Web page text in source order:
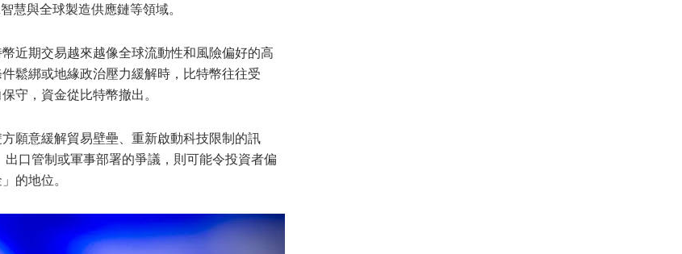
慧與全球製造供應鏈等領域。
近期交易越來越像全球流動性和風險偏好的高
鬆綁或地緣政治壓力緩解時，比特幣往往受
守，資金從比特幣撤出。
願意緩解貿易壁壘、重新啟動科技限制的訊
口管制或軍事部署的爭議，則可能令投資者偏
的地位。